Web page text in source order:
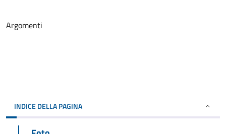
Argomenti
INDICE DELLA PAGINA